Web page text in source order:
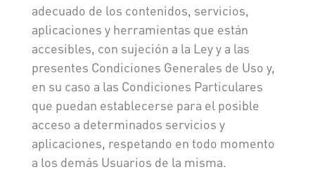
adecuado de los contenidos, servicios,
aplicaciones y herramientas que están
accesibles, con sujeción a la Ley y a las
presentes Condiciones Generales de Uso y,
en su caso a las Condiciones Particulares
que puedan establecerse para el posible
acceso a determinados servicios y
aplicaciones, respetando en todo momento
a los demás Usuarios de la misma.